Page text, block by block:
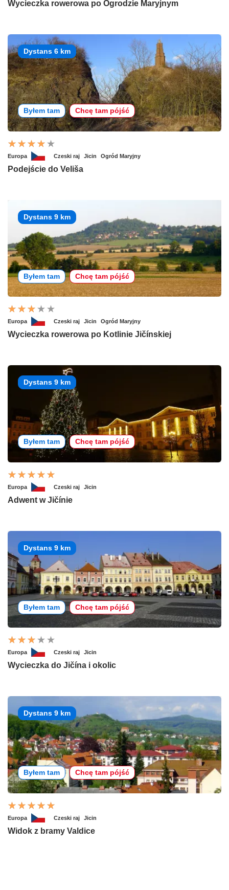
Wycieczka rowerowa po Ogrodzie Maryjnym
Dystans 6 km
Byłem tam Chcę tam pójść
Europa Czeski raj Jicin Ogród Maryjny
Podejście do Veliša
Dystans 9 km
Byłem tam Chcę tam pójść
Europa Czeski raj Jicin Ogród Maryjny
Wycieczka rowerowa po Kotlinie Jičínskiej
Dystans 9 km
Byłem tam Chcę tam pójść
Europa Czeski raj Jicin
Adwent w Jičínie
Dystans 9 km
Byłem tam Chcę tam pójść
Europa Czeski raj Jicin
Wycieczka do Jičína i okolic
Dystans 9 km
Byłem tam Chcę tam pójść
Europa Czeski raj Jicin
Widok z bramy Valdice